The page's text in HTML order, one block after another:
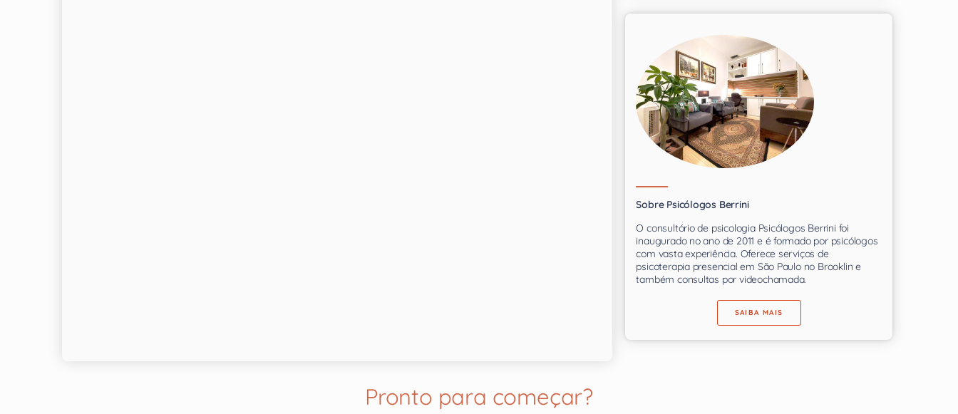
Sobre Psicólogos Berrini
O consultório de psicologia Psicólogos Berrini foi
inaugurado no ano de 2011 e é formado por psicólogos
com vasta experiência. Oferece serviços de
psicoterapia presencial em São Paulo no Brooklin e
também consultas por videochamada.
SAIBA MAIS
Pronto para começar?